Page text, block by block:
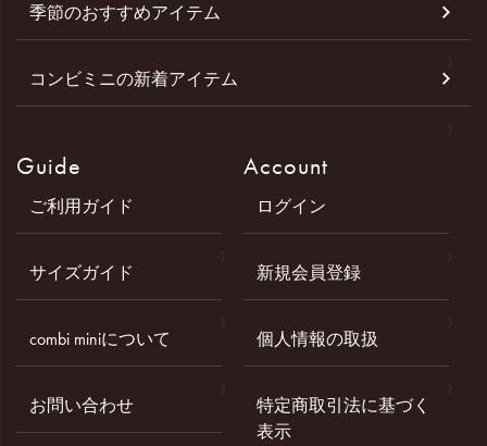
季節のおすすめアイテム
コンビミニの新着アイテム
Guide
ご利用ガイド
サイズガイド
combi miniについて
お問い合わせ
Account
ログイン
新規会員登録
個人情報の取扱
特定商取引法に基づく
表示